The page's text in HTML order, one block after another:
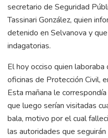
secretario de Seguridad
Tassinari González, quien
detenido en Selvanova y
indagatorias.
El hoy occiso quien
oficinas de Protección Civil,
Esta mañana le
que luego serían visitadas
bala, motivo por el cual
las autoridades que